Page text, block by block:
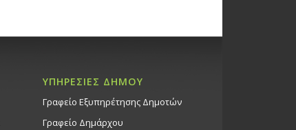
ΥΠΗΡΕΣΙΕΣ ΔΗΜΟΥ
Γραφείο Εξυπηρέτησης Δημοτών
Γραφείο Δημάρχου